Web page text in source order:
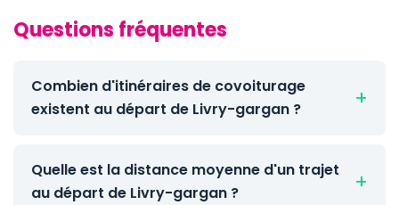
Questions fréquentes
Combien d'itinéraires de covoiturage
existent au départ de Livry-gargan ?
Quelle est la distance moyenne d'un trajet
au départ de Livry-gargan ?